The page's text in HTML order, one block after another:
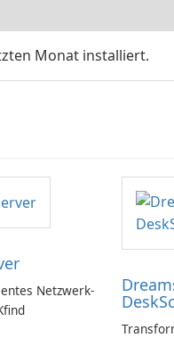
Monat installiert.
Netzwerk-